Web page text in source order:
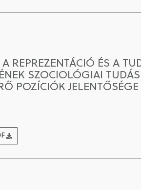
REPREZENTÁCIÓ ÉS A
SZOCIOLÓGIAI
POZÍCIÓK